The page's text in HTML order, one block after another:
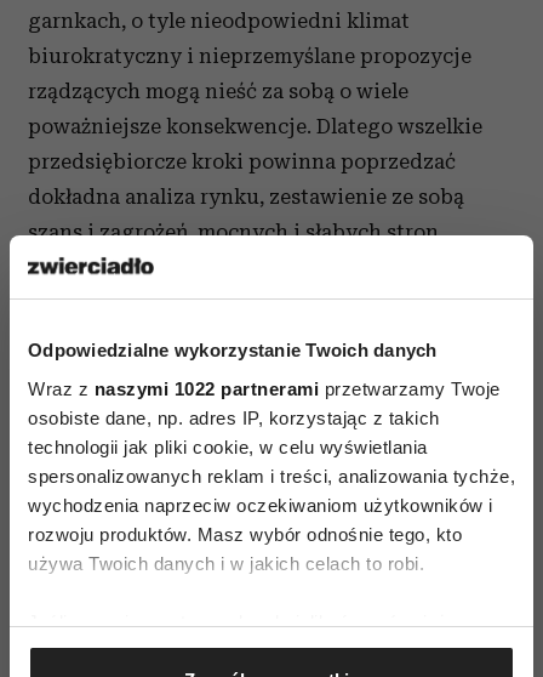
Odpowiedzialne wykorzystanie Twoich danych
Wraz z naszymi 1022 partnerami przetwarzamy Twoje
osobiste dane, np. adres IP, korzystając z takich
technologii jak pliki cookie, w celu wyświetlania
spersonalizowanych reklam i treści, analizowania tychże,
wychodzenia naprzeciw oczekiwaniom użytkowników i
rozwoju produktów. Masz wybór odnośnie tego, kto
używa Twoich danych i w jakich celach to robi.
Jeśli wyrazisz na to zgodę, chcielibyśmy również:
Gromadzić dane dotyczące Twojej lokalizacji
garnkach, o tyle nieodpowiedni klimat
biurokratyczny i nieprzemyślane propozycje
rządzących mogą nieść za sobą o wiele
poważniejsze konsekwencje. Dlatego wszelkie
przedsiębiorcze kroki powinna poprzedzać
dokładna analiza rynku, zestawienie ze sobą
szans i zagrożeń, mocnych i słabych stron.
Kobieca intuicja
w rękawie asa w postaci swojej intuicji. To ona
pozwala im na rozważniejsze podejmowanie
decyzji – od wyboru branży, w której zamierzają
działać, po,na które będą wpływać zyski z
działalności.
To – wbrew pozorom – szczegół, który może
również świadczyć o naturalnej
odpowiednie konto sprofilowane specjalnie